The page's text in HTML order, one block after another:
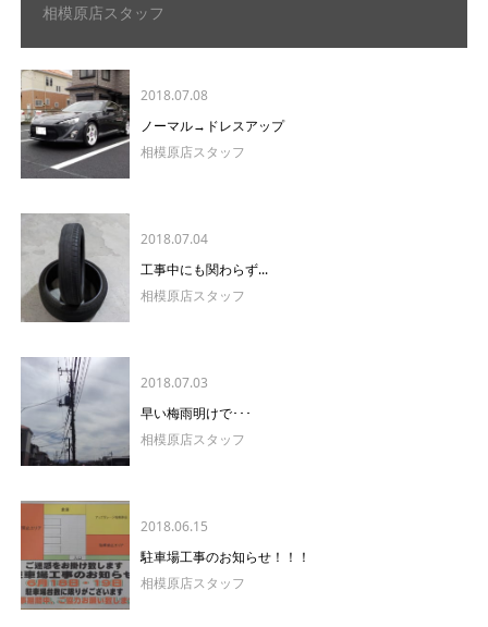
相模原店スタッフ
2018.07.08
ノーマル→ドレスアップ
相模原店スタッフ
2018.07.04
工事中にも関わらず...
相模原店スタッフ
2018.07.03
早い梅雨明けで･･･
相模原店スタッフ
2018.06.15
駐車場工事のお知らせ！！！
相模原店スタッフ